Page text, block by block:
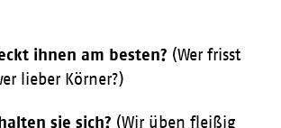
ihnen am besten? (Wer frisst
lieber Körner?)
sie sich? (Wir üben fleißig